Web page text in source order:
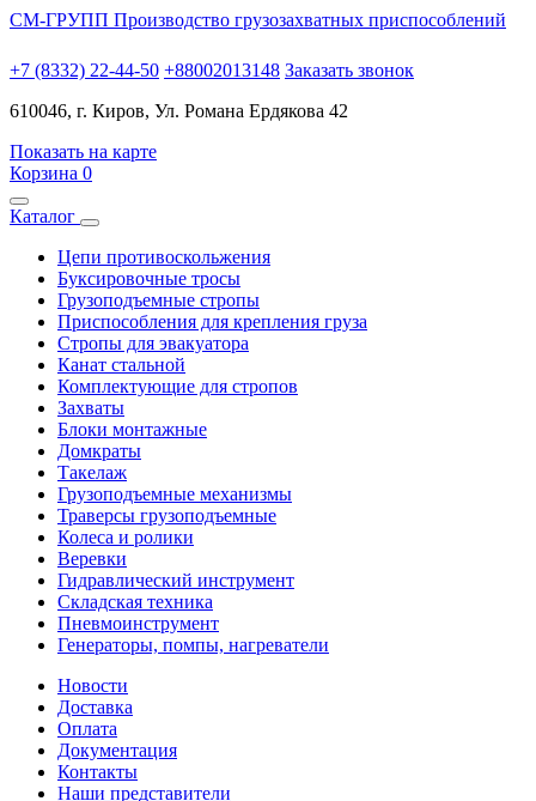
СМ-ГРУПП Производство грузозахватных приспособлений
+7 (8332) 22-44-50 +88002013148 Заказать звонок
610046, г. Киров, Ул. Романа Ердякова 42
Показать на карте
Корзина 0
Каталог
Цепи противоскольжения
Буксировочные тросы
Грузоподъемные стропы
Приспособления для крепления груза
Стропы для эвакуатора
Канат стальной
Комплектующие для стропов
Захваты
Блоки монтажные
Домкраты
Такелаж
Грузоподъемные механизмы
Траверсы грузоподъемные
Колеса и ролики
Веревки
Гидравлический инструмент
Складская техника
Пневмоинструмент
Генераторы, помпы, нагреватели
Новости
Доставка
Оплата
Документация
Контакты
Наши представители